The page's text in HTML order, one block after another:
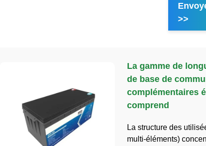
>>
La gamme de
de base de
complémentaires
comprend
La structure des
multi-éléments)